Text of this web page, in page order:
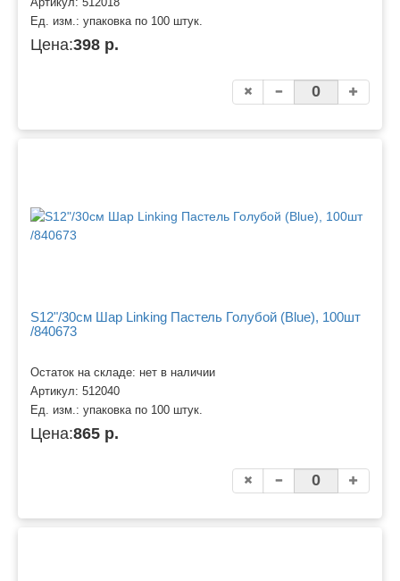
Артикул: 512018
Ед. изм.: упаковка по 100 штук.
Цена:398 р.
S12"/30см Шар Linking Пастель Голубой (Blue), 100шт
/840673
Остаток на складе: нет в наличии
Артикул: 512040
Ед. изм.: упаковка по 100 штук.
Цена:865 р.